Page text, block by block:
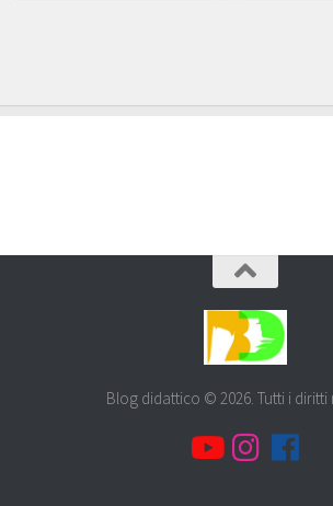
Blog didattico © 2026. Tutti i diritti